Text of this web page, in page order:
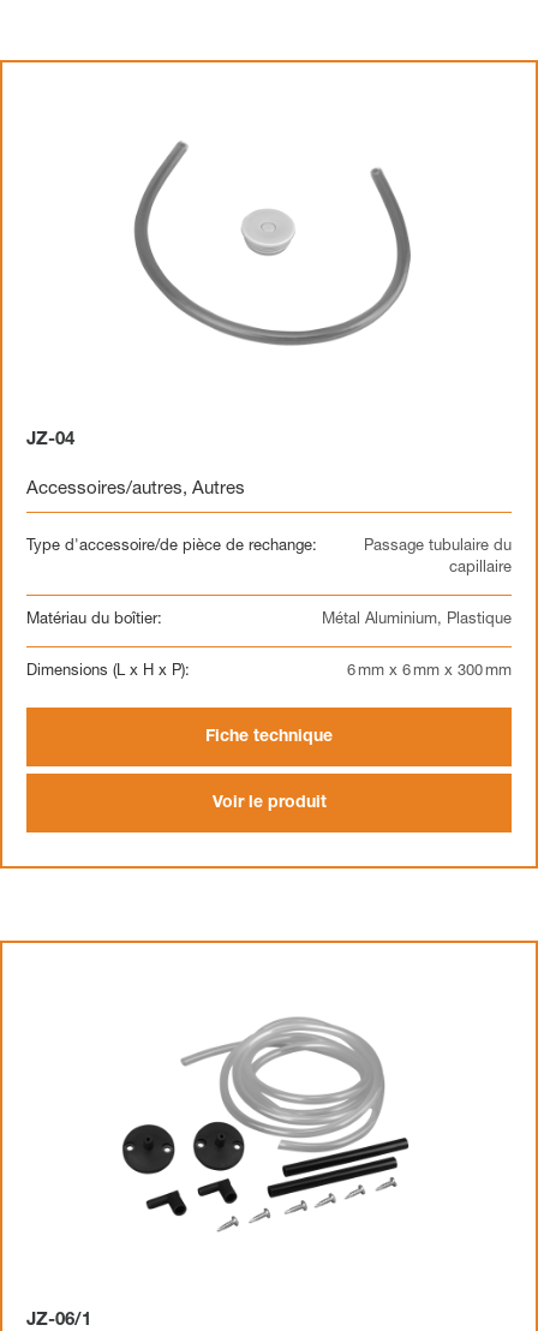
JZ-04
Accessoires/autres, Autres
Type d'accessoire/de pièce de rechange:
Passage tubulaire du
capillaire
Matériau du boîtier: Métal Aluminium, Plastique
Dimensions (L x H x P): 6 mm x 6 mm x 300 mm
Fiche technique
Voir le produit
JZ-06/1